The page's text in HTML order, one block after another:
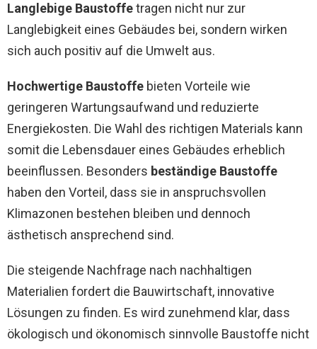
Langlebige Baustoffetragen nicht nur zur
Langlebigkeit eines Gebäudes bei, sondern wirken
sich auch positiv auf die Umwelt aus.
Hochwertige Baustoffe bieten Vorteile wie
geringeren Wartungsaufwand und reduzierte
Energiekosten. Die Wahl des richtigen Materials kann
somit die Lebensdauer eines Gebäudes erheblich
beeinflussen. Besonders beständige Baustoffe
haben den Vorteil, dass sie in anspruchsvollen
Klimazonen bestehen bleiben und dennoch
ästhetisch ansprechend sind.
Die steigende Nachfrage nach nachhaltigen
Materialien fordert die Bauwirtschaft, innovative
Lösungen zu finden. Es wird zunehmend klar, dass
ökologisch und ökonomisch sinnvolle Baustoffe nicht